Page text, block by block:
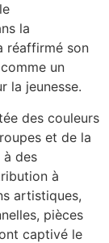
la
réaffirmé son
un
la jeunesse.
des couleurs
et de la
à des
à
artistiques,
pièces
captivé le